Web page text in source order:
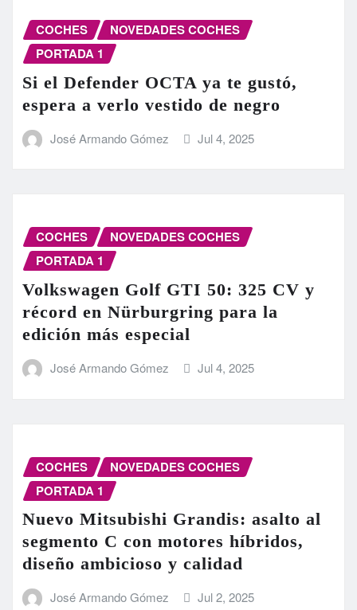
COCHES
NOVEDADES COCHES
PORTADA 1
Si el Defender OCTA ya te gustó,
espera a verlo vestido de negro
José Armando Gómez Jul 4, 2025
COCHES
NOVEDADES COCHES
PORTADA 1
Volkswagen Golf GTI 50: 325 CV y
récord en Nürburgring para la
edición más especial
José Armando Gómez Jul 4, 2025
COCHES
NOVEDADES COCHES
PORTADA 1
Nuevo Mitsubishi Grandis: asalto al
segmento C con motores híbridos,
diseño ambicioso y calidad
José Armando Gómez Jul 2, 2025